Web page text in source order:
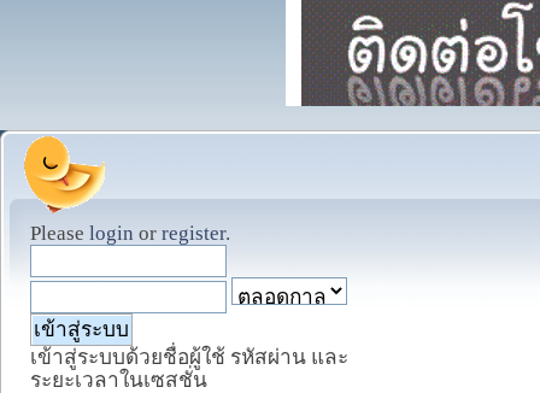
Please login or register.
เข้าสู่ระบบด้วยชื่อผู้ใช้ รหัสผ่าน และ
ระยะเวลาในเซสชั่น